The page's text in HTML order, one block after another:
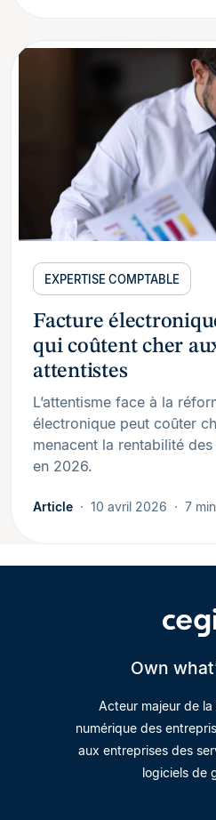
EXPERTISE COMPTABLE
Facture
qui coûtent cher
attentistes
L’attentisme face à la
électronique peut coûter
menacent la rentabilité
en 2026.
Article 10 avril 2026 7 min
Own
Acteur majeur de
numérique des
aux entreprises des
logiciels de